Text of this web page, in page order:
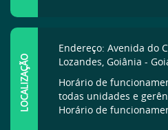
LOCALIZAÇÃO
Endereço: Avenida do
Lozandes, Goiânia -
Horário de
todas unidades e
Horário de